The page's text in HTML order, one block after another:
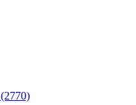
(2770)